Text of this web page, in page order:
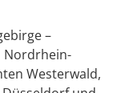
–
Nordrhein-
Westerwald,